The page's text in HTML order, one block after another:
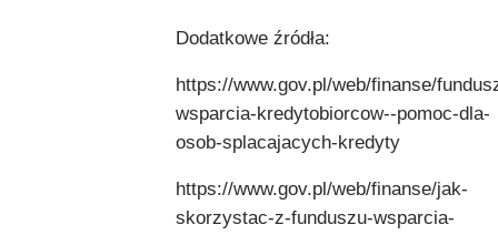
Dodatkowe źródła:
https://www.gov.pl/web/finanse/
wsparcia-kredytobiorcow--pomoc-dla-
osob-splacajacych-kredyty
https://www.gov.pl/web/finanse/jak-
skorzystac-z-funduszu-wsparcia-